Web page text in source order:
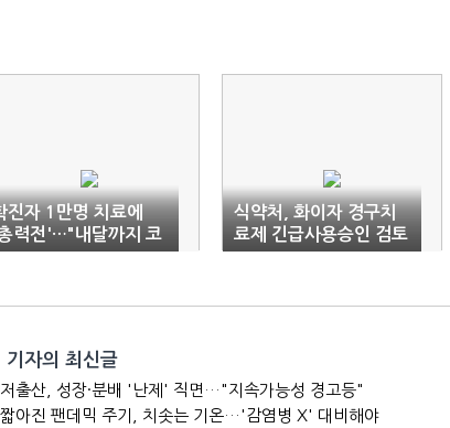
진자 1만명 치료에
력전'…"내달까지 코
나 병상 6944개 확
식약처, 화이자 경구치
료제 긴급사용승인 검토
착수
기자의 최신글
저출산, 성장·분배 '난제' 직면…"지속가능성 경고등"
짧아진 팬데믹 주기, 치솟는 기온…'감염병 X' 대비해야